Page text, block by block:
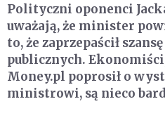
Polityczni oponenci
uważają, że minister
to, że zaprzepaścił
publicznych.
Money.pl poprosił o
ministrowi, są nieco